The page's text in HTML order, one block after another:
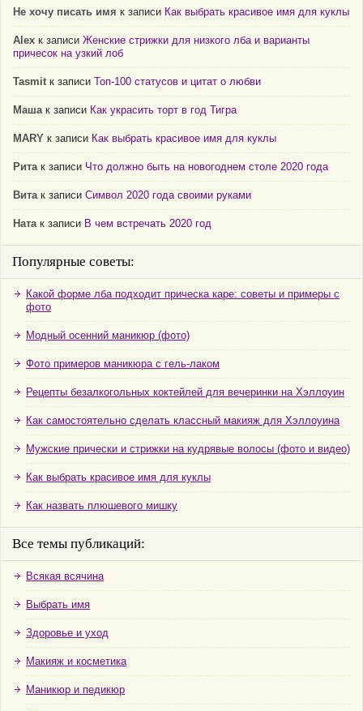
Не хочу писать имя к записи Как выбрать красивое имя для куклы
Alex к записи Женские стрижки для низкого лба и варианты
причесок на узкий лоб
Tasmit к записи Топ-100 статусов и цитат о любви
Машак записи Как украсить торт в год Тигра
MARY к записи Как выбрать красивое имя для куклы
Ритак записи Что должно быть на новогоднем столе 2020 года
Витак записи Символ 2020 года своими руками
Натак записи В чем встречать 2020 год
Популярные советы:
Какой форме лба подходит прическа каре: советы и примеры с
фото
Модный осенний маникюр (фото)
Фото примеров маникюра с гель-лаком
Рецепты безалкогольных коктейлей для вечеринки на Хэллоуин
Как самостоятельно сделать классный макияж для Хэллоуина
Мужские прически и стрижки на кудрявые волосы (фото и видео)
Как выбрать красивое имя для куклы
Как назвать плюшевого мишку
Все темы публикаций:
Всякая всячина
Выбрать имя
Здоровье и уход
Макияж и косметика
Маникюр и педикюр